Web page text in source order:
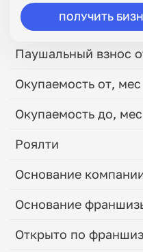
ПОЛУЧИТЬ
Паушальный взнос
Окупаемость от, мес
Окупаемость до, мес
Роялти
Основание
Основание
Открыто по